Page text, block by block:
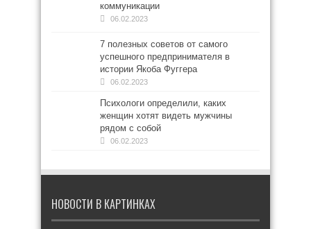
коммуникации
06.02.2023
7 полезных советов от самого
успешного предпринимателя в
истории Якоба Фуггера
06.02.2023
Психологи определили, каких
женщин хотят видеть мужчины
рядом с собой
06.02.2023
НОВОСТИ В КАРТИНКАХ